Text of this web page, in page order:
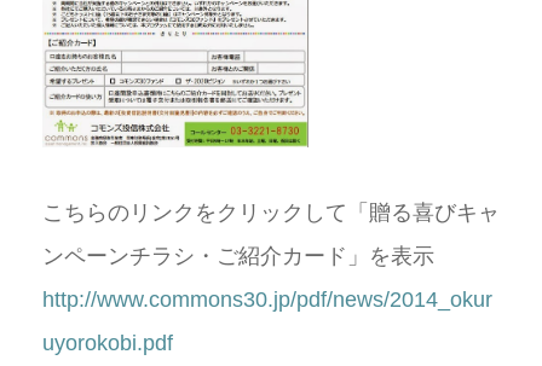
こちらのリンクをクリックして「贈る喜びキャ
ンペーンチラシ・ご紹介カード」を表示
http://www.commons30.jp/pdf/news/2014_okur
uyorokobi.pdf